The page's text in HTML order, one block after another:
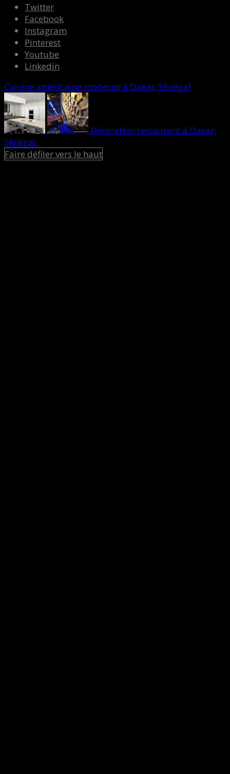
Twitter
Facebook
Instagram
Pinterest
Youtube
Linkedin
Cuisine américaine moderne à Dakar, Sénégal
Décoration restaurant à Dakar,
Sénégal.
Faire défiler vers le haut